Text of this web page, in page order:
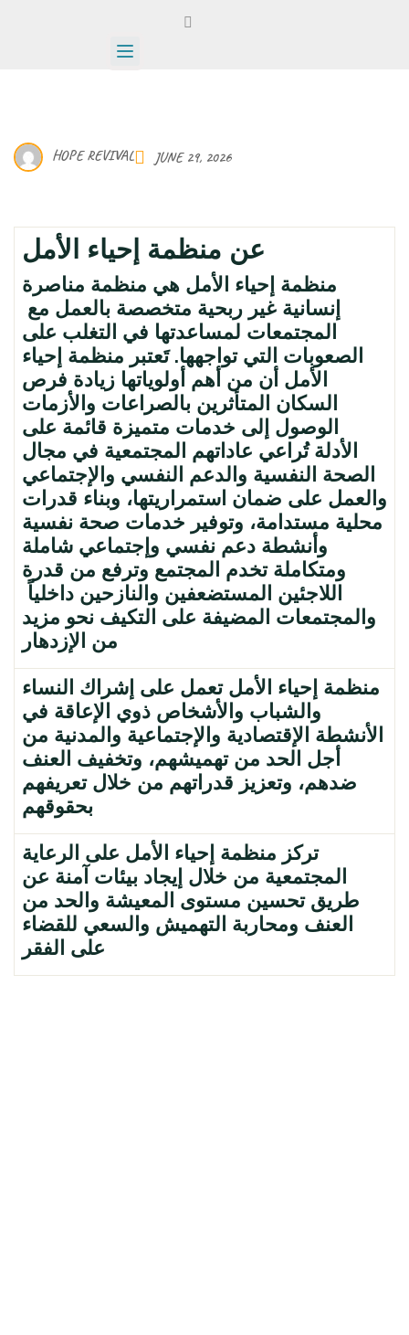
HOPE REVIVAL JUNE 29, 2026
عن منظمة إحياء الأمل
منظمة إحياء الأمل هي منظمة مناصرة
إنسانية غير ربحية متخصصة بالعمل مع
المجتمعات لمساعدتها في التغلب على
الصعوبات التي تواجهها. تَعتبر منظمة إحياء
الأمل أن من أهم أولوياتها زيادة فرص
السكان المتأثرين بالصراعات والأزمات
الوصول إلى خدمات متميزة قائمة على
الأدلة تُراعي عاداتهم المجتمعية في مجال
الصحة النفسية والدعم النفسي والإجتماعي
والعمل على ضمان استمراريتها، وبناء قدرات
محلية مستدامة، وتوفير خدمات صحة نفسية
وأنشطة دعم نفسي وإجتماعي شاملة
ومتكاملة تخدم المجتمع وترفع من قدرة
اللاجئين المستضعفين والنازحين داخلياً
والمجتمعات المضيفة على التكيف نحو مزيد
من الإزدهار
منظمة إحياء الأمل تعمل على إشراك النساء
والشباب والأشخاص ذوي الإعاقة في
الأنشطة الإقتصادية والإجتماعية والمدنية من
أجل الحد من تهميشهم، وتخفيف العنف
ضدهم، وتعزيز قدراتهم من خلال تعريفهم
بحقوقهم
تركز منظمة إحياء الأمل على الرعاية
المجتمعية من خلال إيجاد بيئات آمنة عن
طريق تحسين مستوى المعيشة والحد من
العنف ومحاربة التهميش والسعي للقضاء
على الفقر